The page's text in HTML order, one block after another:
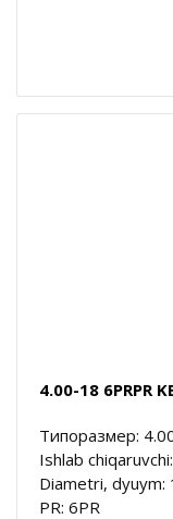
4.00-18 6PRPR
Типоразмер:
Ishlab
Diametri, dyuym:
PR: 6PR